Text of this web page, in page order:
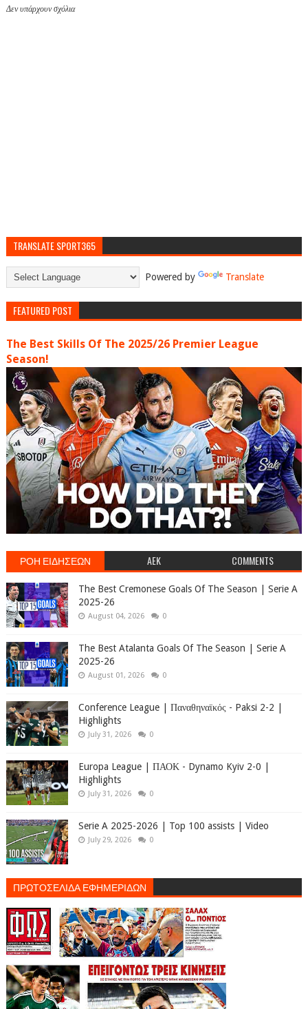
Δεν υπάρχουν σχόλια
TRANSLATE SPORT365
Powered by Translate
FEATURED POST
The Best Skills Of The 2025/26 Premier League
Season!
ΡΟΗ ΕΙΔΗΣΕΩΝ AEK COMMENTS
The Best Cremonese Goals Of The Season | Serie A
2025-26
August 04, 2026 0
The Best Atalanta Goals Of The Season | Serie A
2025-26
August 01, 2026 0
Conference League | Παναθηναϊκός - Paksi 2-2 |
Highlights
July 31, 2026 0
Europa League | ΠΑΟΚ - Dynamo Kyiv 2-0 |
Highlights
July 31, 2026 0
Serie A 2025-2026 | Top 100 assists | Video
July 29, 2026 0
ΠΡΩΤΟΣΕΛΙΔΑ ΕΦΗΜΕΡΙΔΩΝ